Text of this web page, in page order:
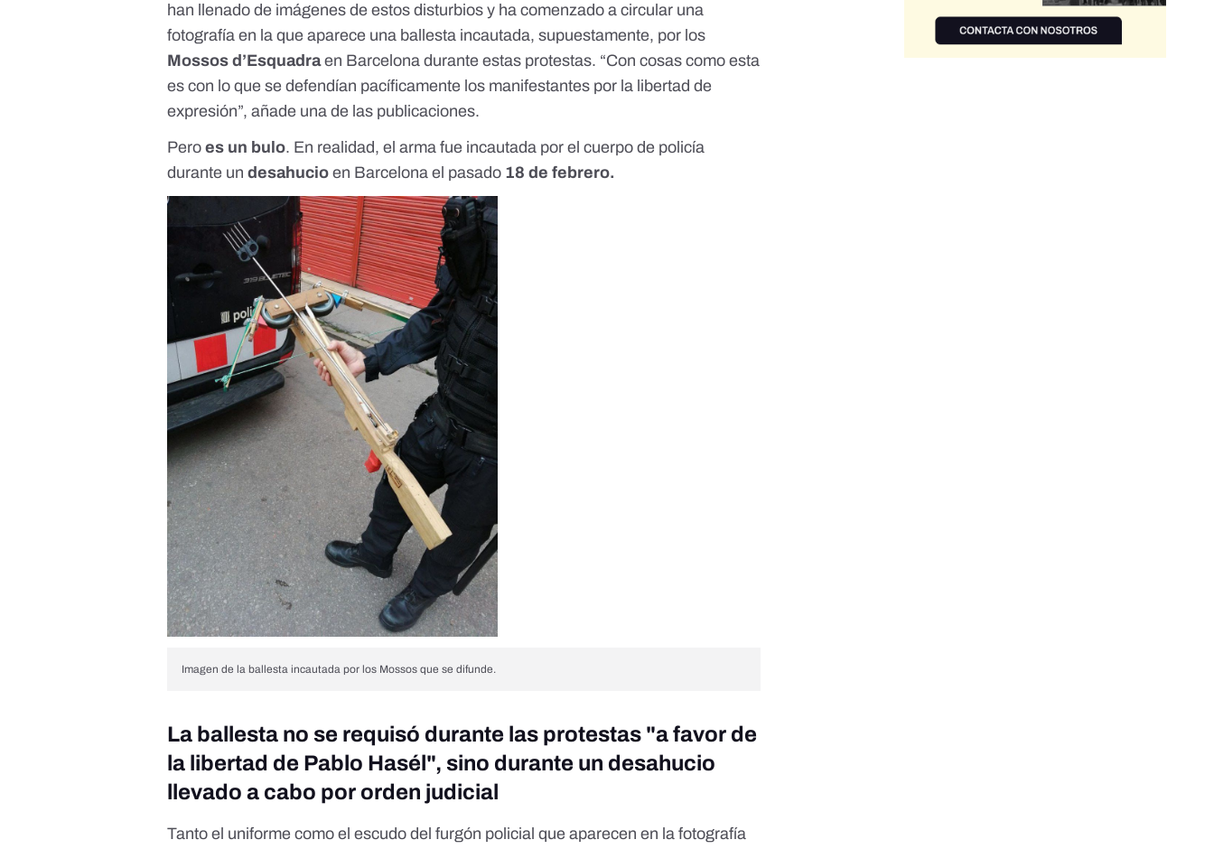
han llenado de imágenes de estos disturbios y ha comenzado a circular una
fotografía en la que aparece una ballesta incautada, supuestamente, por los
Mossos d’Esquadraen Barcelona durante estas protestas. “Con cosas como esta
es con lo que se defendían pacíficamente los manifestantes por la libertad de
expresión”, añade una de las publicaciones.
Peroes un bulo. En realidad, el arma fue incautada por el cuerpo de policía
durante undesahucio en Barcelona el pasado 18 de febrero.
Imagen de la ballesta incautada por los Mossos que se difunde.
La ballesta no se requisó durante las protestas "a favor de
la libertad de Pablo Hasél", sino durante un desahucio
llevado a cabo por orden judicial
Tanto el uniforme como el escudo del furgón policial que aparecen en la fotografía